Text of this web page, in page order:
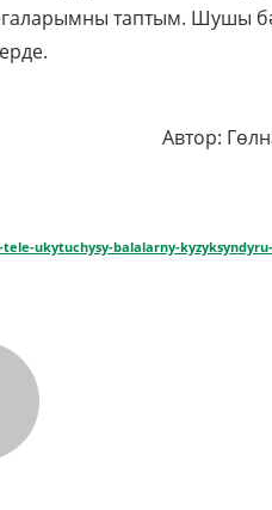
таптым. Шушы
Автор:
ukytuchysy-balalarny-